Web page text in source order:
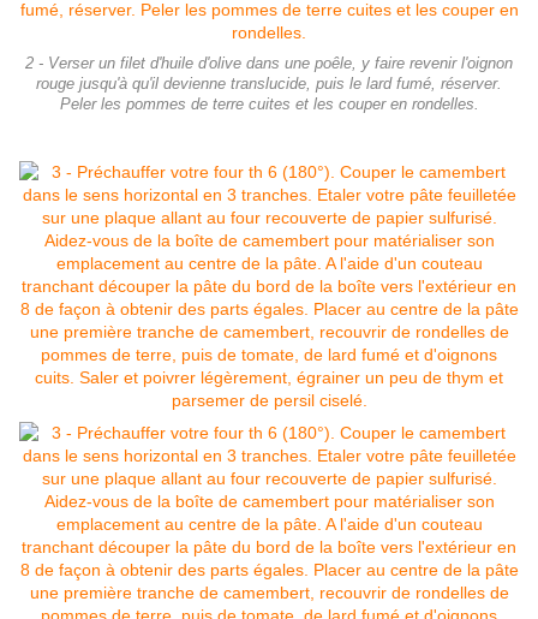
2 - Verser un filet d'huile d'olive dans une poêle, y faire revenir l'oignon
rouge jusqu'à qu'il devienne translucide, puis le lard fumé, réserver.
Peler les pommes de terre cuites et les couper en rondelles.